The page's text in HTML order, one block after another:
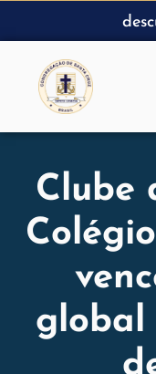
Clube
global